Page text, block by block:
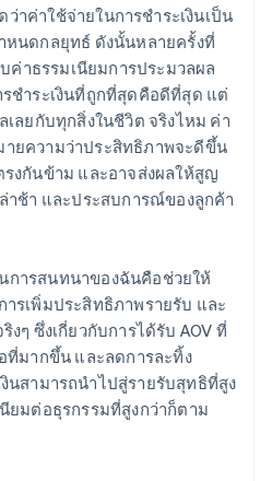
าค่าใช้จ่ายในการชำระเงินเป็น
หนดกลยุทธ์ ดังนั้นหลายครั้งที่
าธรรมเนียมการประมวลผล
รชำระเงินที่ถูกที่สุดคือดีที่สุด แต่
ลยกับทุกสิ่งในชีวิต จริงไหม ค่า
ยความว่าประสิทธิภาพจะดีขึ้น
งกันข้าม และอาจส่งผลให้สูญ
าช้า และประสบการณ์ของลูกค้า
การสนทนาของฉันคือช่วยให้
รเพิ่มประสิทธิภาพรายรับ และ
งๆ ซึ่งเกี่ยวกับการได้รับ AOV ที่
ที่มากขึ้น และลดการละทิ้ง
นสามารถนำไปสู่รายรับสุทธิที่สูง
ยมต่อธุรกรรมที่สูงกว่าก็ตาม